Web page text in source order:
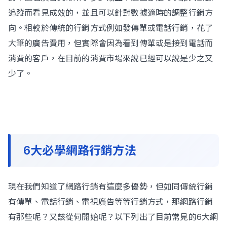
追蹤而看見成效的，並且可以針對數據適時的調整行銷方
向。相較於傳統的行銷方式例如發傳單或電話行銷，花了
大筆的廣告費用，但實際會因為看到傳單或是接到電話而
消費的客戶，在目前的消費市場來說已經可以說是少之又
少了。
6大必學網路行銷方法
現在我們知道了網路行銷有這麼多優勢，但如同傳統行銷
有傳單、電話行銷、電視廣告等等行銷方式，那網路行銷
有那些呢？又該從何開始呢？以下列出了目前常見的6大網